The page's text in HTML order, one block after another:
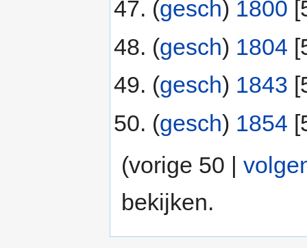
(gesch) ‎ 1800
(gesch) ‎ 1804
(gesch) ‎ 1843
(gesch) ‎ 1854
(vorige 50 |
bekijken.